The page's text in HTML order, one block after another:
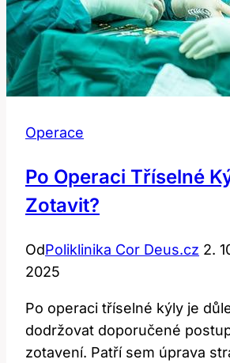
Operace
Po Operaci Tříselné
Zotavit?
OdPoliklinika Cor Deus.cz 2.
2025
Po operaci tříselné kýly je
dodržovat doporučené
zotavení. Patří sem úprava